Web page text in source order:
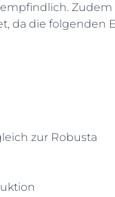
da die folgenden
zur Robusta